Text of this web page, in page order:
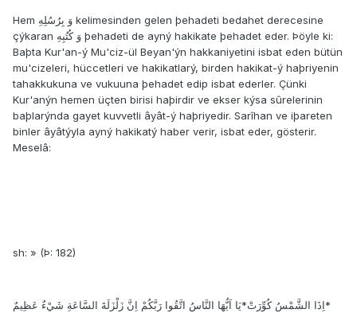
Hem وَ بِرُسُلِهِ kelimesinden gelen þehadeti bedahet derecesine
çýkaran وَ كُتُبِهِ þehadeti de ayný hakikate þehadet eder. Þöyle ki:
Baþta Kur'an-ý Mu'ciz-ül Beyan'ýn hakkaniyetini isbat eden bütün
mu'cizeleri, hüccetleri ve hakikatlarý, birden hakikat-ý haþriyenin
tahakkukuna ve vukuuna þehadet edip isbat ederler. Çünki
Kur'anýn hemen üçten birisi haþirdir ve ekser kýsa sûrelerinin
baþlarýnda gayet kuvvetli âyât-ý haþriyedir. Sarîhan ve iþareten
binler âyâtýyla ayný hakikatý haber verir, isbat eder, gösterir.
Meselâ:
sh: » (Þ: 182)
اِذَا الشَّمْسُ كُوِّرَتْ*يَا اَيُّهَا النَّاسُ اتَّقُوا رَبَّكُمْ اِنَّ زَلْزَلَةَ السَّاعَةِ شَيْءٌ عَظِيمٌ*